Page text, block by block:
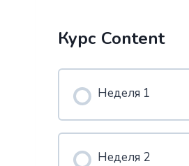
Курс Content
Неделя 1
Неделя 2